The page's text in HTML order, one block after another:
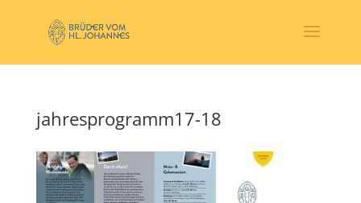
jahresprogramm17-18